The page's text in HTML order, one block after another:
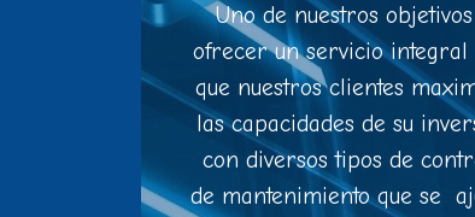
Uno de nuestros
ofrecer un servicio integral
que nuestros clientes
las capacidades de su
con diversos tipos de
de mantenimiento que se